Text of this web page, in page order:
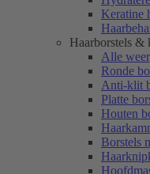
Keratine
Haarborstels &
Alle
Ronde
Anti-klit
Platte
Houten
Borstels